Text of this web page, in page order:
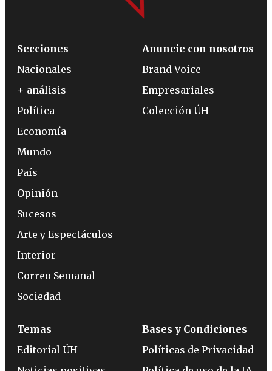
Secciones
Nacionales
+ análisis
Política
Economía
Mundo
País
Opinión
Sucesos
Arte y Espectáculos
Interior
Correo Semanal
Sociedad
Anuncie con nosotros
Brand Voice
Empresariales
Colección ÚH
Temas
Editorial ÚH
Bases y Condiciones
Políticas de Privacidad